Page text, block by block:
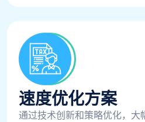
速度优化方案
通过技术创新和策略优化，大